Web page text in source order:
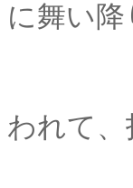
に舞い降
見慣
われて
夜、